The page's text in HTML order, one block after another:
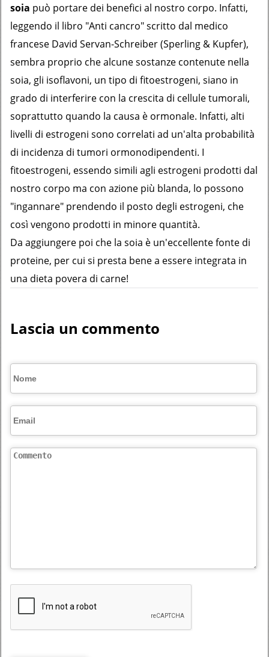
soia può portare dei benefici al nostro corpo. Infatti,
leggendo il libro "Anti cancro" scritto dal medico
francese David Servan-Schreiber (Sperling & Kupfer),
sembra proprio che alcune sostanze contenute nella
soia, gli isoflavoni, un tipo di fitoestrogeni, siano in
grado di interferire con la crescita di cellule tumorali,
soprattutto quando la causa è ormonale. Infatti, alti
livelli di estrogeni sono correlati ad un'alta probabilità
di incidenza di tumori ormonodipendenti. I
fitoestrogeni, essendo simili agli estrogeni prodotti dal
nostro corpo ma con azione più blanda, lo possono
"ingannare" prendendo il posto degli estrogeni, che
così vengono prodotti in minore quantità.
Da aggiungere poi che la soia è un'eccellente fonte di
proteine, per cui si presta bene a essere integrata in
una dieta povera di carne!
Lascia un commento